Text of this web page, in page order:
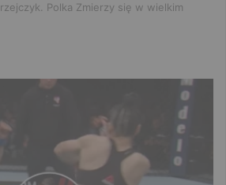
Polka Zmierzy się w wielkim